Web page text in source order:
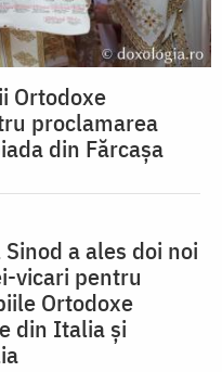
Ortodoxe
proclamarea
din Fărcașa
a ales doi noi
vicari pentru
Ortodoxe
din Italia și